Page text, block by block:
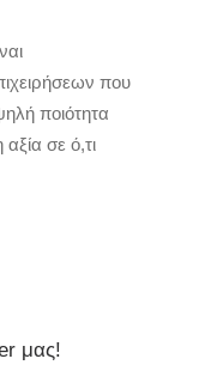
που
ποιότητα
σε ό,τι
μας!